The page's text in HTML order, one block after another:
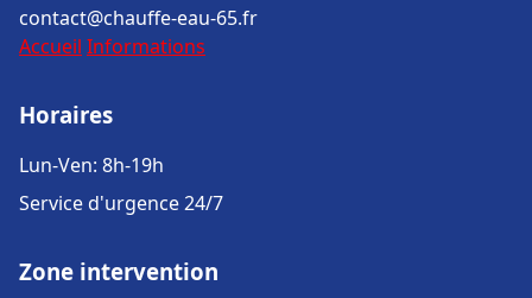
contact@chauffe-eau-65.fr
Accueil Informations
Horaires
Lun-Ven: 8h-19h
Service d'urgence 24/7
Zone intervention